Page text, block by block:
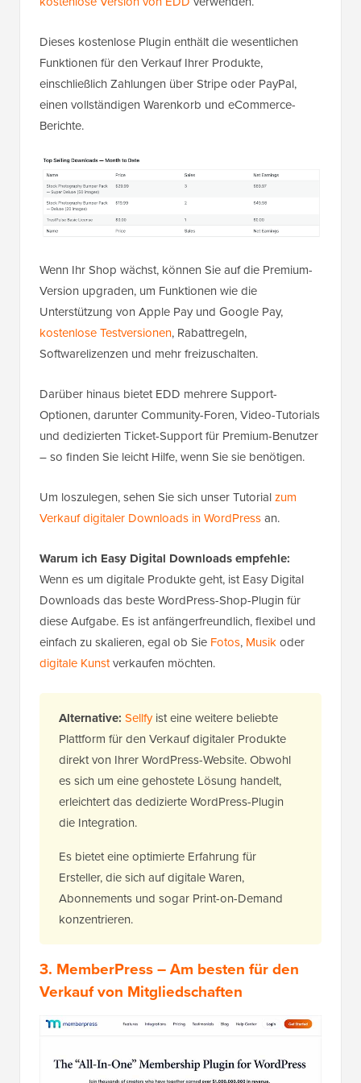
Dieses kostenlose Plugin enthält die wesentlichen
Funktionen für den Verkauf Ihrer Produkte,
einschließlich Zahlungen über Stripe oder PayPal,
einen vollständigen Warenkorb und eCommerce-
Berichte.
Wenn Ihr Shop wächst, können Sie auf die Premium-
Version upgraden, um Funktionen wie die
Unterstützung von Apple Pay und Google Pay,
kostenlose Testversionen, Rabattregeln,
Softwarelizenzen und mehr freizuschalten.
Darüber hinaus bietet EDD mehrere Support-
Optionen, darunter Community-Foren, Video-Tutorials
und dedizierten Ticket-Support für Premium-Benutzer
– so finden Sie leicht Hilfe, wenn Sie sie benötigen.
Um loszulegen, sehen Sie sich unser Tutorialzum
Verkauf digitaler Downloads in WordPressan.
Warum ich Easy Digital Downloads empfehle:
Wenn es um digitale Produkte geht, ist Easy Digital
Downloads das beste WordPress-Shop-Plugin für
diese Aufgabe. Es ist anfängerfreundlich, flexibel und
einfach zu skalieren, egal ob Sie Fotos, Musikoder
digitale Kunstverkaufen möchten.
Alternative: Sellfyist eine weitere beliebte
Plattform für den Verkauf digitaler Produkte
direkt von Ihrer WordPress-Website. Obwohl
es sich um eine gehostete Lösung handelt,
erleichtert das dedizierte WordPress-Plugin
die Integration.
Es bietet eine optimierte Erfahrung für
Ersteller, die sich auf digitale Waren,
Abonnements und sogar Print-on-Demand
konzentrieren.
3. MemberPress– Am besten für den
Verkauf von Mitgliedschaften